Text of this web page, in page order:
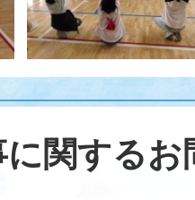
に関する